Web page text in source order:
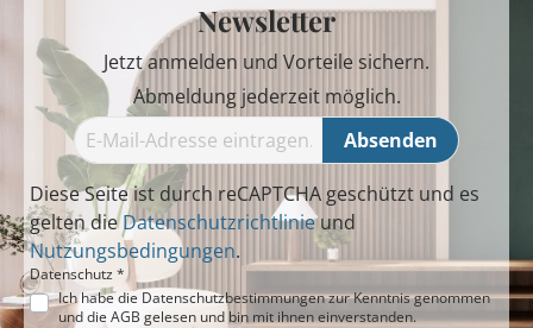
Newsletter
Jetzt anmelden und Vorteile sichern.
Abmeldung jederzeit möglich.
Absenden
Diese Seite ist durch reCAPTCHA geschützt und es
gelten dieDatenschutzrichtlinieund
Nutzungsbedingungen.
Datenschutz *
Ich habe die Datenschutzbestimmungenzur Kenntnis genommen
und die AGB gelesen und bin mit ihnen einverstanden.